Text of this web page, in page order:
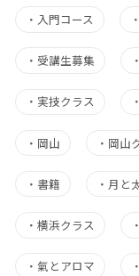
・ 入門コース
・ 受講生募集
・ 実技クラス ・
・ 岡山 ・ 岡山
・ 書籍 ・ 月と
・ 横浜クラス
・ 氣とアロマ